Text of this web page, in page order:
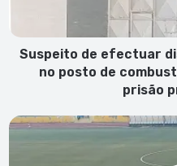
no
posto
Ribeira
Suspeito de efectuar
no posto de
prisão
Djana